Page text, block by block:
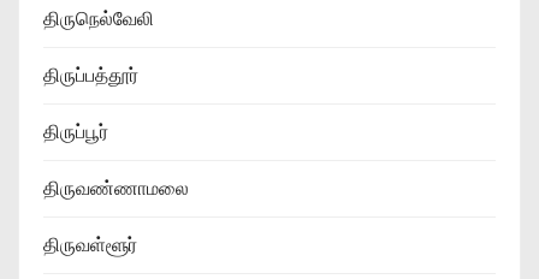
திருநெல்வேலி
திருப்பத்தூர்
திருப்பூர்
திருவண்ணாமலை
திருவள்ளூர்